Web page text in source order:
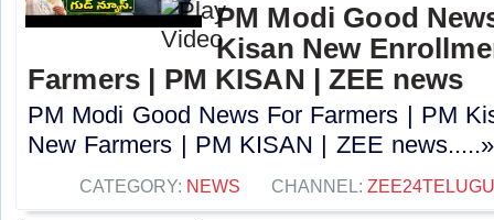
PM Modi Good
Kisan New
Farmers | PM KISAN | ZEE news
PM Modi Good News For Farmers | PM
New Farmers | PM KISAN | ZEE
CATEGORY: NEWS CHANNEL: